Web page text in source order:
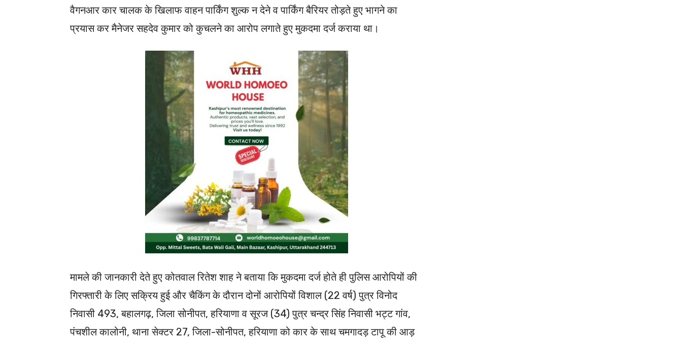
वैगनआर कार चालक के खिलाफ वाहन पार्किंग शुल्क न देने व पार्किंग बैरियर तोड़ते हुए भागने का
प्रयास कर मैनेजर सहदेव कुमार को कुचलने का आरोप लगाते हुए मुकदमा दर्ज कराया था।
मामले की जानकारी देते हुए कोतवाल रितेश शाह ने बताया कि मुकदमा दर्ज होते ही पुलिस आरोपियों की
गिरफ्तारी के लिए सक्रिय हुई और चैकिंग के दौरान दोनों आरोपियों विशाल (22 वर्ष) पुत्र विनोद
निवासी 493, बहालगढ़, जिला सोनीपत, हरियाणा व सूरज (34) पुत्र चन्द्र सिंह निवासी भट्ट गांव,
पंचशील कालोनी, थाना सेक्टर 27, जिला-सोनीपत, हरियाणा को कार के साथ चमगादड़ टापू की आड़